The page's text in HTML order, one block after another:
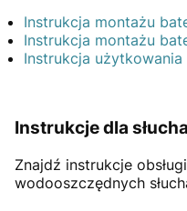
Instrukcja montażu
Instrukcja montażu
Instrukcja użytkowania
Instrukcje dla
Znajdź instrukcje
wodooszczędnych